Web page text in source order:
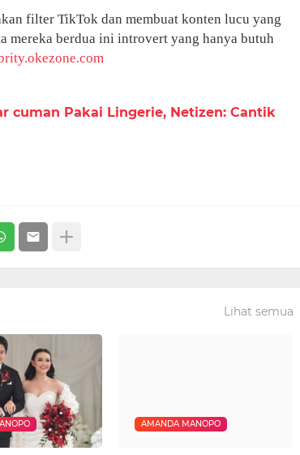
filter TikTok dan membuat konten lucu yang
mereka berdua ini introvert yang hanya butuh
cuman Pakai Lingerie, Netizen: Cantik
Lihat semua
AMANDA MANOPO